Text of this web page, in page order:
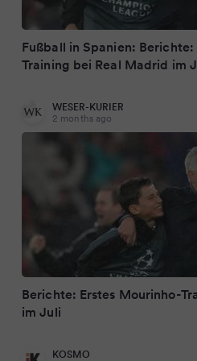
Fußball in Spanien:
Training bei Real Madrid im
WESER-KURIER
2 months ago
Berichte: Erstes Mourinho-
im Juli
KOSMO